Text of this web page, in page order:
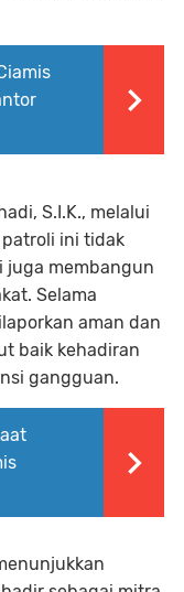
S.I.K., melalui
patroli ini tidak
juga membangun
Selama
aman dan
baik kehadiran
gangguan.